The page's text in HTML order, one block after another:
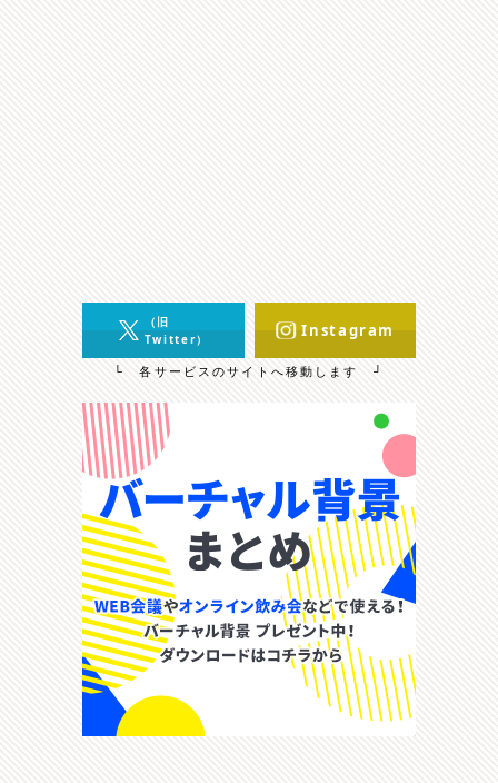
（旧
Twitter）
Instagram
└ 各サービスのサイトへ移動します ┘